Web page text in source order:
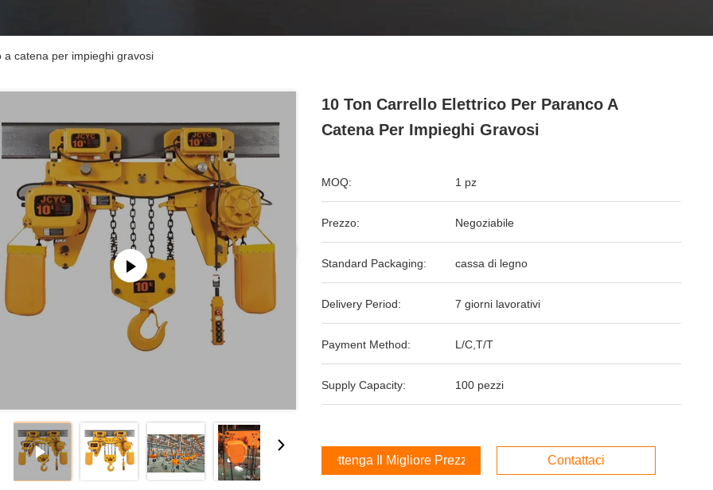
catena per impieghi gravosi
10 Ton Carrello Elettrico Per Paranco A
Catena Per Impieghi Gravosi
MOQ: 1 pz
Prezzo: Negoziabile
Standard Packaging: cassa di legno
Delivery Period: 7 giorni lavorativi
Payment Method: L/C,T/T
Supply Capacity: 100 pezzi
Ottenga Il Migliore Prezzo Contattaci